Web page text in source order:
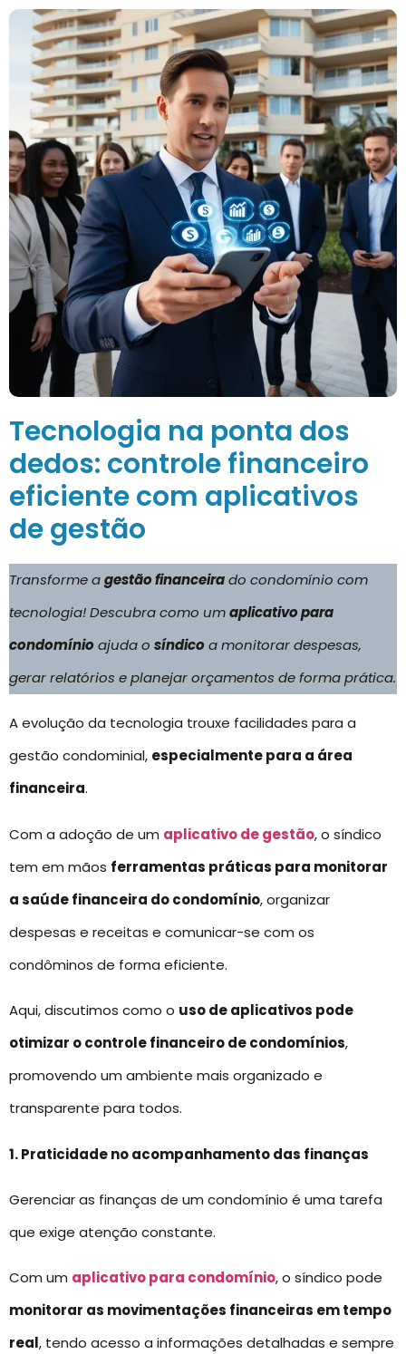
Tecnologia na ponta dos
dedos: controle financeiro
eficiente com aplicativos
de gestão
Transforme agestão financeirado condomínio com
tecnologia! Descubra como umaplicativo para
condomínioajuda o síndicoa monitorar despesas,
gerar relatórios e planejar orçamentos de forma prática.
A evolução da tecnologia trouxe facilidades para a
gestão condominial, especialmente para a área
financeira.
Com a adoção de um aplicativo de gestão, o síndico
tem em mãos ferramentas práticas para monitorar
a saúde financeira do condomínio, organizar
despesas e receitas e comunicar-se com os
condôminos de forma eficiente.
Aqui, discutimos como o uso de aplicativos pode
otimizar o controle financeiro de condomínios,
promovendo um ambiente mais organizado e
transparente para todos.
1. Praticidade no acompanhamento das finanças
Gerenciar as finanças de um condomínio é uma tarefa
que exige atenção constante.
Com um aplicativo para condomínio, o síndico pode
monitorar as movimentações financeiras em tempo
real, tendo acesso a informações detalhadas e sempre